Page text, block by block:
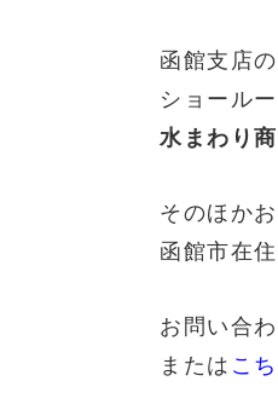
函館支店
ショール
水まわり
そのほか
函館市在
お問い合
または こ